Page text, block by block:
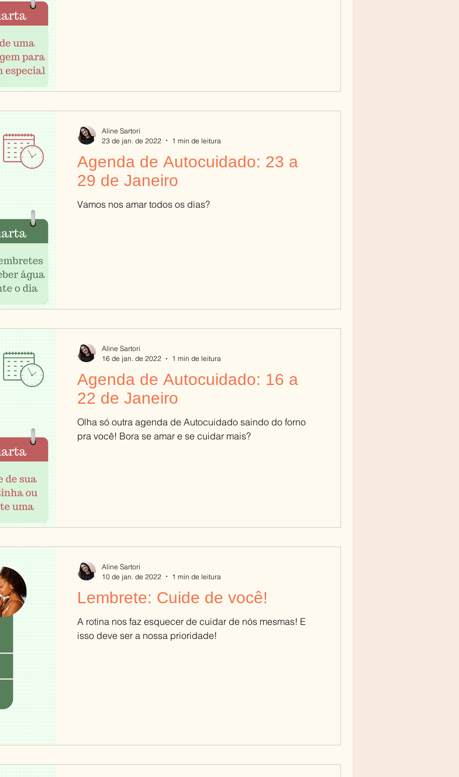
Agenda de Autocuidado: 23 a
29 de Janeiro
Vamos nos amar todos os dias?
Aline Sartori
23 de jan. de 2022
1 min de leitura
Agenda de Autocuidado: 16 a
22 de Janeiro
Olha só outra agenda de Autocuidado saindo do forno
pra você! Bora se amar e se cuidar mais?
Aline Sartori
16 de jan. de 2022
1 min de leitura
Lembrete: Cuide de você!
A rotina nos faz esquecer de cuidar de nós mesmas! E
isso deve ser a nossa prioridade!
Aline Sartori
10 de jan. de 2022
1 min de leitura